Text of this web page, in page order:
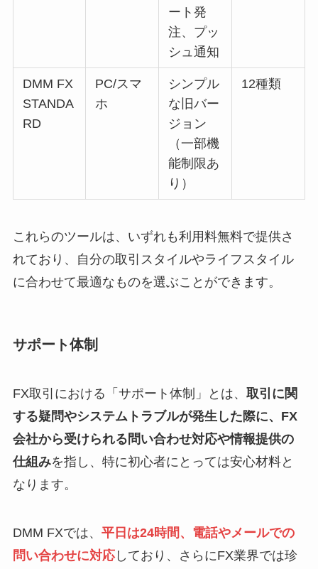
ート発
注、プッ
シュ通知
DMM FX
STANDA
RD
PC/スマ
ホ
シンプル
な旧バー
ジョン
（一部機
能制限あ
り）
12種類
これらのツールは、いずれも利用料無料で提供さ
れており、自分の取引スタイルやライフスタイル
に合わせて最適なものを選ぶことができます。
サポート体制
FX取引における「サポート体制」とは、 取引に関
する疑問やシステムトラブルが発生した際に、FX
会社から受けられる問い合わせ対応や情報提供の
仕組みを指し、特に初心者にとっては安心材料と
なります。
DMM FXでは、 平日は24時間、電話やメールでの
問い合わせに対応しており、さらにFX業界では珍